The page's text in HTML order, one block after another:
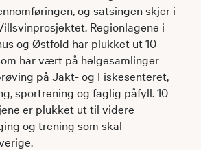
og satsingen skjer i
Regionlagene i
og Østfold har plukket ut 10
har vært på helgesamlinger
på Jakt- og Fiskesenteret,
sportrening og faglig påfyll. 10
er plukket ut til videre
og trening som skal